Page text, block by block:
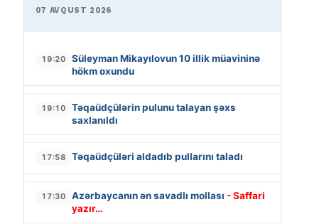
07 AVQUST 2026
19:20
Süleyman Mikayılovun 10 illik müavininə
hökm oxundu
19:10
Təqaüdçülərin pulunu talayan şəxs
saxlanıldı
17:58 Təqaüdçüləri aldadıb pullarını taladı
17:30 Azərbaycanın ən savadlı mollası - Saffari
yazır…